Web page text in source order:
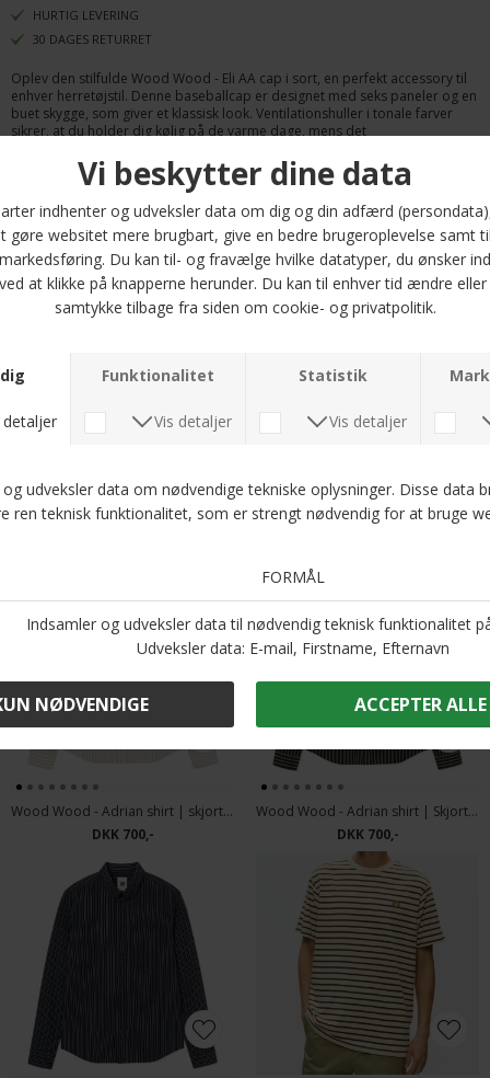
HURTIG LEVERING
30 DAGES RETURRET
Oplev den stilfulde Wood Wood - Eli AA cap i sort, en perfekt accessory til
enhver herretøjstil. Denne baseballcap er designet med seks paneler og en
buet skygge, som giver et klassisk look. Ventilationshuller i tonale farver
sikrer, at du holder dig kølig på de varme dage, mens det
en justerbar lukning bagpå, hvilket giver dig mulighed for at finde den
perfekte pasform, uanset om du foretrækker en mere afslappet eller
tætsiddende stil.
Materialet er holdbart og behageligt, hvilket gør den ideel til daglig brug.
Pasformen er normal, hvilket giver en god balance mellem komfort og stil.
Uanset om du skal til en uformel sammenkomst, en dag i parken eller blot
ønsker at tilføje noget ekstra til dit outfit, er Eli AA cap den perfekte løsning.
Gør dit look komplet med denne tidløse kasket fra Double A by Wood
Wood, og vær sikker på, at du altid ser godt ud.
Læs mere om Kundeklubben her
Andre købte også
Wood Wood - Adrian shirt | skjorte Silver Birch
DKK 700,-
Wood Wood - Adrian shirt | Skjorte Going Green
DKK 700,-